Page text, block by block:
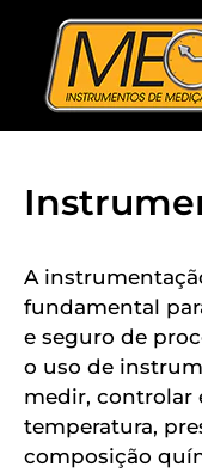
A
fundamental
e seguro de
o uso de
medir, controlar
temperatura,
composição